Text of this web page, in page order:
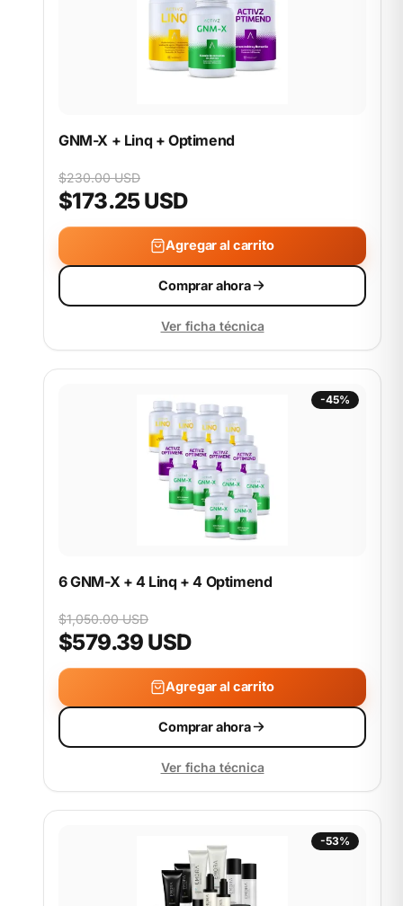
GNM-X + Linq + Optimend
$230.00 USD
$173.25 USD
Agregar al carrito
Comprar ahora
Ver ficha técnica
-45%
6 GNM-X + 4 Linq + 4 Optimend
$1,050.00 USD
$579.39 USD
Agregar al carrito
Comprar ahora
Ver ficha técnica
-53%